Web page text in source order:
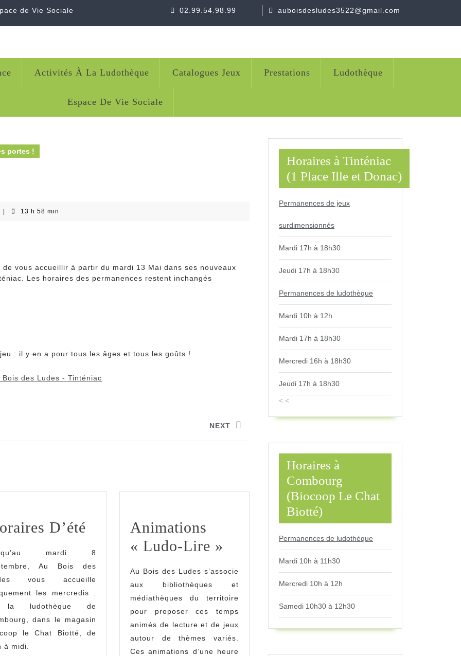
de Vie Sociale 02.99.54.98.99 auboisdesludes3522@gmail.com
Activités À La Ludothèque Catalogues Jeux Prestations Ludothèque
Espace De Vie Sociale
portes !
| 13 h 58 min
de vous accueillir à partir du mardi 13 Mai dans ses nouveaux
Les horaires des permanences restent inchangés
: il y en a pour tous les âges et tous les goûts !
NEXT
D’étéHoraires
mardi 8
Au Bois des
vous accueille
les mercredis :
ludothèque de
dans le magasin
le Chat Biotté, de
à midi.
Animations
« Ludo-Lire » Animations
Lire »
Au Bois des Ludes s’associe
aux bibliothèques et
médiathèques du territoire
pour proposer ces temps
animés de lecture et de jeux
autour de thèmes variés.
Ces animations d’une heure
Horaires à Tinténiac
(1 Place Ille et Donac)
Permanences de jeux
surdimensionnés
Mardi 17h à 18h30
Jeudi 17h à 18h30
Permanences de ludothèque
Mardi 10h à 12h
Mardi 17h à 18h30
Mercredi 16h à 18h30
Jeudi 17h à 18h30
< <
Horaires à
Combourg
(Biocoop Le Chat
Biotté)
Permanences de ludothèque
Mardi 10h à 11h30
Mercredi 10h à 12h
Samedi 10h30 à 12h30